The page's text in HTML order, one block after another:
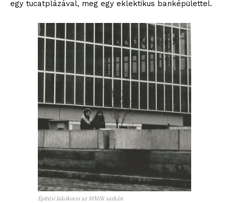
egy tucatplázával, meg egy eklektikus banképülettel.
Építési lakókocsi az MMIK sarkán